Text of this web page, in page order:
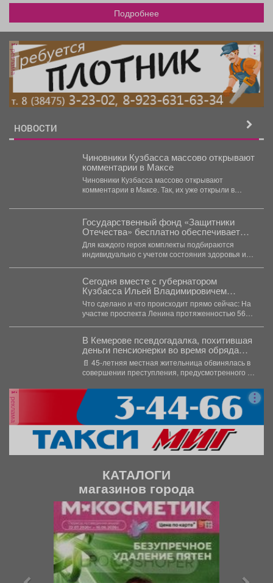
Подробнее
реклама
НОВОСТИ
Чиновники Кузбасса массово открывают
комментарии в Максе
Чиновники Кузбасса массово открывают
комментарии в Максе. Так, их уже открыли в
Государственный фонд «Защитники
Отечества» бесплатно обеспечивает
ветеранов специальной военной
операции с тяжелыми ранениями
адаптивной одеждой.
Для каждого героя комплекты подбираются
индивидуально с учетом состояния здоровья и
Сегодня вместе с губернатором
Кузбасса Ильей Владимировичем
Середюком проверили ход
реконструкции трамвайного маршрута
№10
Что сделано и что происходит прямо сейчас: На
участке проспекта Ленина протяженностью 560
В Кемерове псевдогадалка, похитившая
деньги пенсионерки во время обряда
снятия порчи, отправилась в колонию-
поселение
📄 45-летняя местная жительница обвинялась в
совершении преступления, предусмотренного ч.
реклама
КАТАЛОГИ
магазинов города